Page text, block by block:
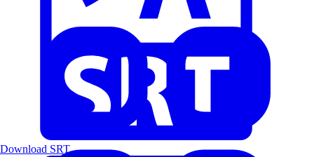
Download SRT